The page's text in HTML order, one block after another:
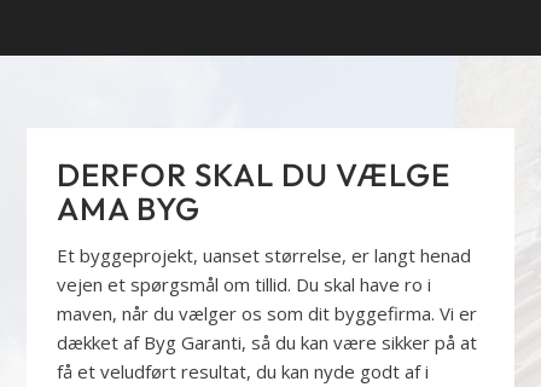
DERFOR SKAL DU VÆLGE
AMA BYG
Et byggeprojekt, uanset størrelse, er langt henad
vejen et spørgsmål om tillid. Du skal have ro i
maven, når du vælger os som dit byggefirma. Vi er
dækket af Byg Garanti, så du kan være sikker på at
få et veludført resultat, du kan nyde godt af i